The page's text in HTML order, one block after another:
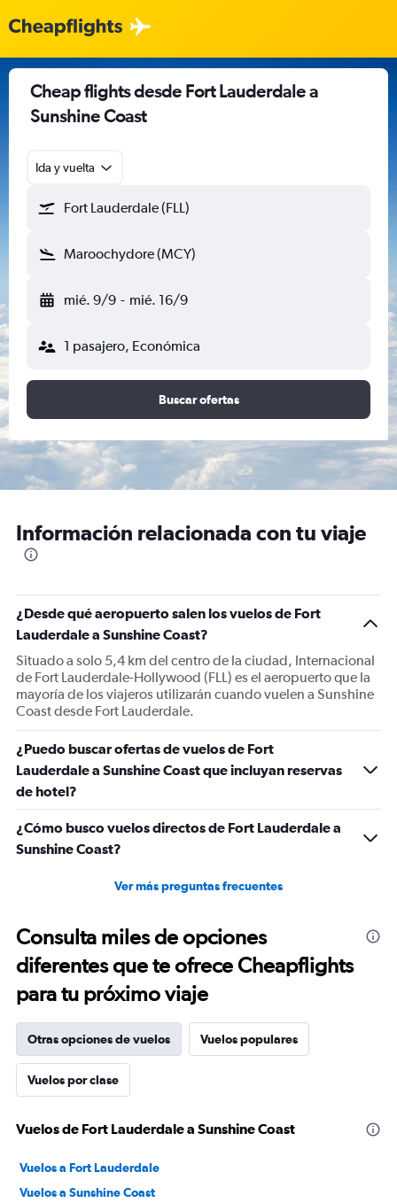
Cheap flights desde Fort Lauderdale a
Sunshine Coast
Ida y vuelta
Fort Lauderdale (FLL)
Maroochydore (MCY)
mié. 9/9 - mié. 16/9
1 pasajero, Económica
Buscar ofertas
Información relacionada con tu viaje
¿Desde qué aeropuerto salen los vuelos de Fort
Lauderdale a Sunshine Coast?
Situado a solo 5,4 km del centro de la ciudad, Internacional
de Fort Lauderdale-Hollywood (FLL) es el aeropuerto que la
mayoría de los viajeros utilizarán cuando vuelen a Sunshine
Coast desde Fort Lauderdale.
¿Puedo buscar ofertas de vuelos de Fort
Lauderdale a Sunshine Coast que incluyan reservas
de hotel?
¿Cómo busco vuelos directos de Fort Lauderdale a
Sunshine Coast?
Ver más preguntas frecuentes
Consulta miles de opciones
diferentes que te ofrece Cheapflights
para tu próximo viaje
Otras opciones de vuelos Vuelos populares
Vuelos por clase
Vuelos de Fort Lauderdale a Sunshine Coast
Vuelos a Fort Lauderdale
Vuelos a Sunshine Coast